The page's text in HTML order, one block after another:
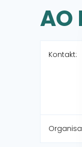
AO
Kontakt: